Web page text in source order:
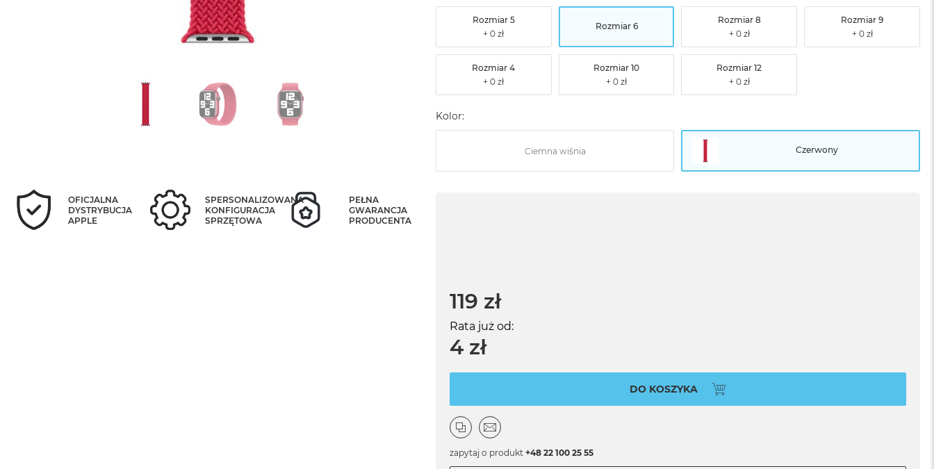
Rozmiar 5
Rozmiar 6
Rozmiar 8 Rozmiar 9
Rozmiar 4 Rozmiar 10 Rozmiar 12
Kolor:
Ciemna wiśnia Czerwony
119 zł
Rata już od:
4 zł
DO KOSZYKA
zapytaj o produkt +48 22 100 25 55
OFICJALNA
DYSTRYBUCJA
APPLE
SPERSONALIZOWANA
KONFIGURACJA
SPRZĘTOWA
PEŁNA
GWARANCJA
PRODUCENTA